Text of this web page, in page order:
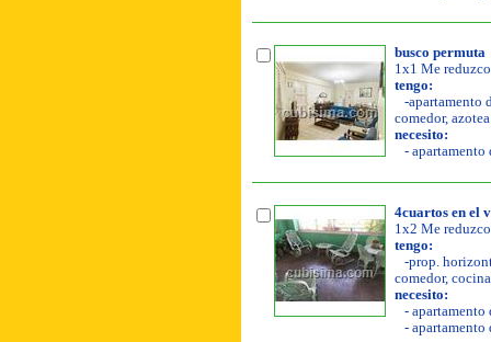
busco permuta
1x1 Me
tengo:
-apartamento
comedor,
necesito:
- apartamento
4cuartos en el
1x2 Me
tengo:
-prop.
comedor,
necesito:
- apartamento
- apartamento